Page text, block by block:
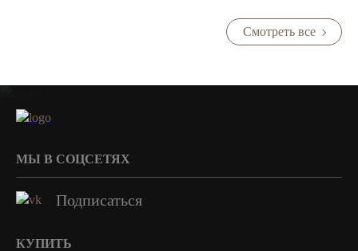
Смотреть все
МЫ В СОЦСЕТЯХ
Подписаться
КУПИТЬ